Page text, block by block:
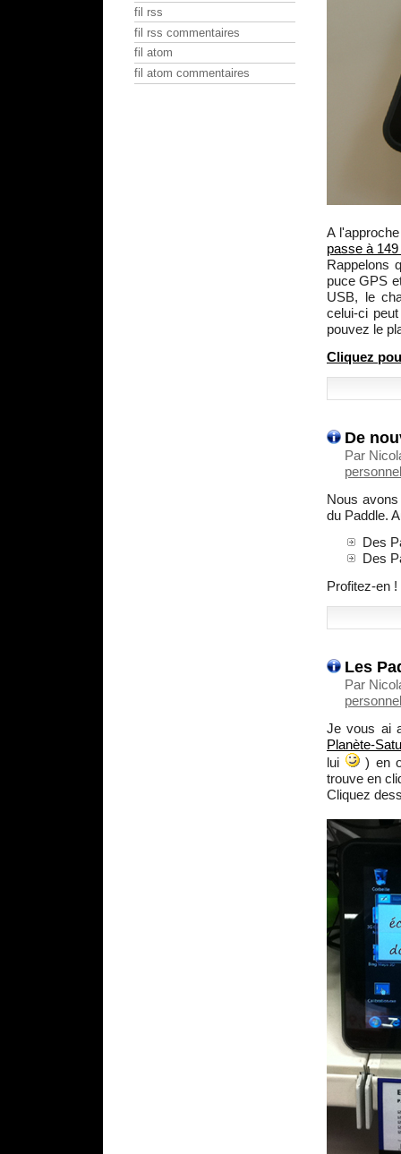
A
passe à
Rappelons
puce GPS
USB, le
celui-ci
pouvez le
Cliquez
De
Par
Nous
du Paddle.
Des
Des
Profitez-en !
Les
Par
Je vous ai
Planète-
lui
) en
trouve en
Cliquez
fil rss
fil rss commentaires
fil atom
fil atom commentaires